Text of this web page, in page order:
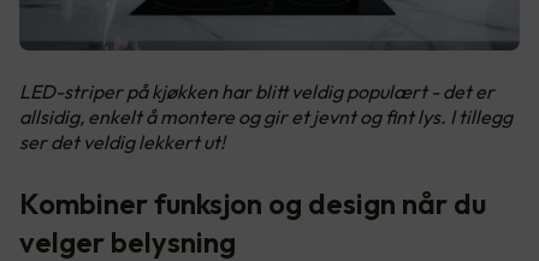
LED-striper på kjøkken har blitt veldig populært - det er
allsidig, enkelt å montere og gir et jevnt og fint lys. I tillegg
ser det veldig lekkert ut!
Kombiner funksjon og design når du
velger belysning